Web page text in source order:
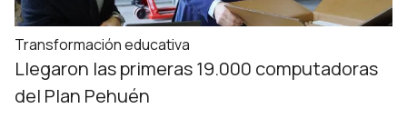
Transformación educativa
Llegaron las primeras 19.000 computadoras
del Plan Pehuén